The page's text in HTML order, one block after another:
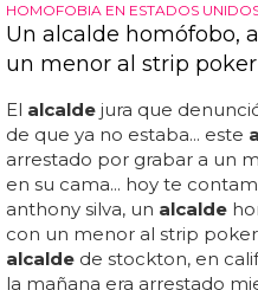
HOMOFOBIA EN ESTADOS
Un alcalde homófobo,
un menor al strip
El alcalde jura que
de que ya no estaba... este
arrestado por grabar a un
en su cama... hoy te
anthony silva, un alcalde
con un menor al strip
alcalde de stockton, en
la mañana era arrestado